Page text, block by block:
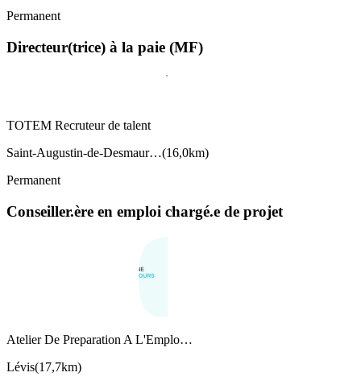
Permanent
Directeur(trice) à la paie (MF)
TOTEM Recruteur de talent
Saint-Augustin-de-Desmaur…(16,0km)
Permanent
Conseiller.ère en emploi chargé.e de projet
Atelier De Preparation A L'Emplo…
Lévis(17,7km)